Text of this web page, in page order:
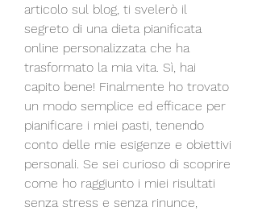
articolo sul blog, ti svelerò il
segreto di una dieta pianificata
online personalizzata che ha
trasformato la mia vita. Sì, hai
capito bene! Finalmente ho trovato
un modo semplice ed efficace per
pianificare i miei pasti, tenendo
conto delle mie esigenze e obiettivi
personali. Se sei curioso di scoprire
come ho raggiunto i miei risultati
senza stress e senza rinunce,